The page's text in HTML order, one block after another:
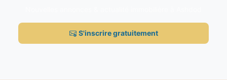
S'inscrire gratuitement